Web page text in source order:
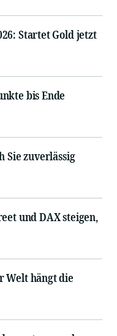
Startet Gold jetzt
bis Ende
Sie zuverlässig
und DAX steigen,
Welt hängt die